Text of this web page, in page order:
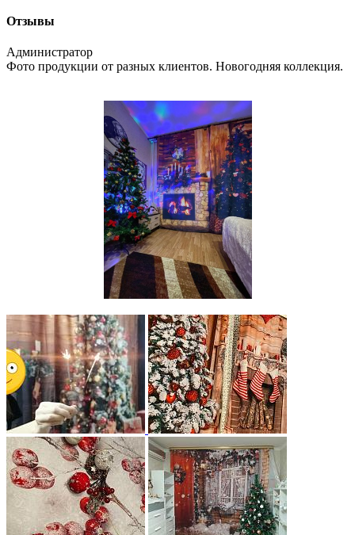
Отзывы
Администратор
Фото продукции от разных клиентов. Новогодняя коллекция.